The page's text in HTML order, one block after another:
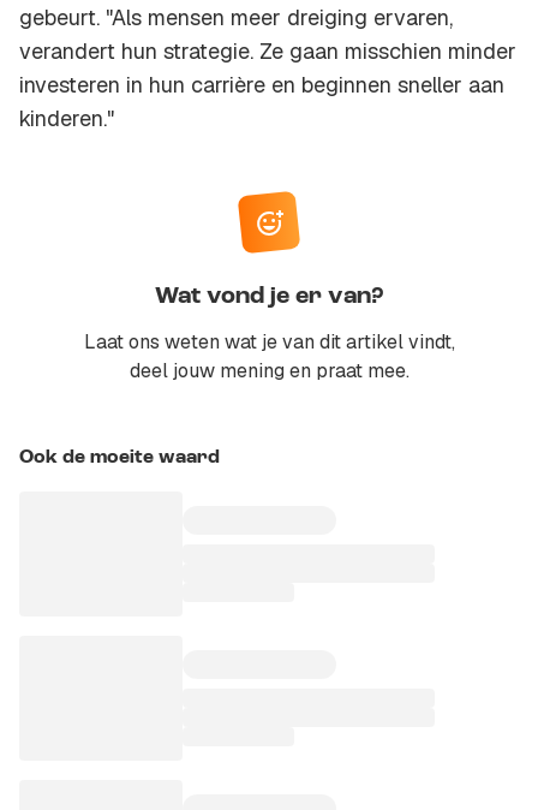
gebeurt. "Als mensen meer dreiging ervaren,
verandert hun strategie. Ze gaan misschien minder
investeren in hun carrière en beginnen sneller aan
kinderen."
Wat vond je er van?
Laat ons weten wat je van dit artikel vindt,
deel jouw mening en praat mee.
Ook de moeite waard